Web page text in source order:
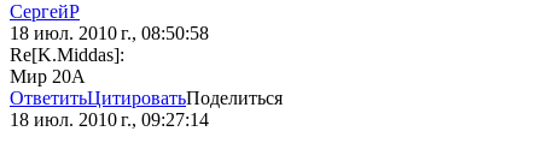
СергейР
18 июл. 2010 г., 08:50:58
Re[K.Middas]:
Мир 20А
ОтветитьЦитироватьПоделиться
18 июл. 2010 г., 09:27:14